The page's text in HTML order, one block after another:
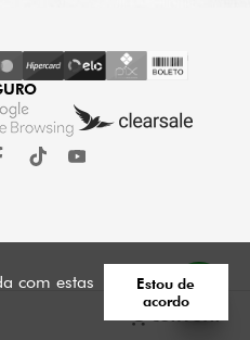
com estas
Estou de
acordo